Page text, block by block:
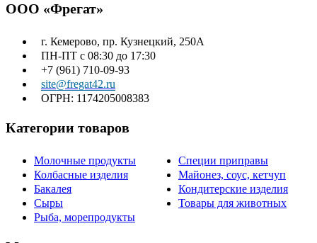
ООО «Фрегат»
г. Кемерово, пр. Кузнецкий, 250А
ПН-ПТ с 08:30 до 17:30
+7 (961) 710-09-93
site@fregat42.ru
ОГРН: 1174205008383
Категории товаров
Молочные продукты
Колбасные изделия
Бакалея
Сыры
Рыба, морепродукты
Специи приправы
Майонез, соус, кетчуп
Кондитерские изделия
Товары для животных